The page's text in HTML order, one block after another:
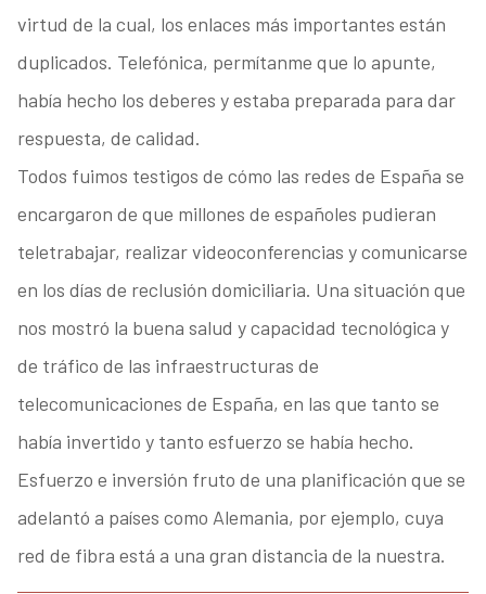
virtud de la cual, los enlaces más importantes están
duplicados. Telefónica, permítanme que lo apunte,
había hecho los deberes y estaba preparada para dar
respuesta, de calidad.
Todos fuimos testigos de cómo las redes de España se
encargaron de que millones de españoles pudieran
teletrabajar, realizar videoconferencias y comunicarse
en los días de reclusión domiciliaria. Una situación que
nos mostró la buena salud y capacidad tecnológica y
de tráfico de las infraestructuras de
telecomunicaciones de España, en las que tanto se
había invertido y tanto esfuerzo se había hecho.
Esfuerzo e inversión fruto de una planificación que se
adelantó a países como Alemania, por ejemplo, cuya
red de fibra está a una gran distancia de la nuestra.